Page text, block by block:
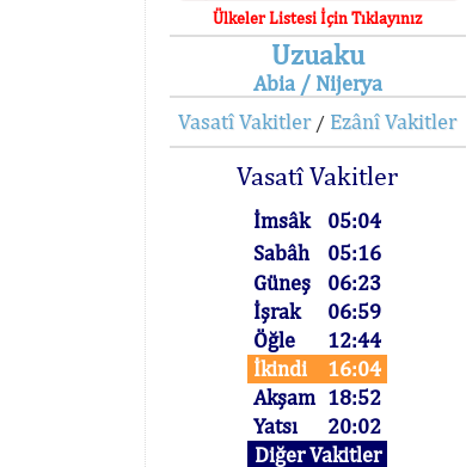
Ülkeler Listesi İçin Tıklayınız
Uzuaku
Abia / Nijerya
Vasatî Vakitler/ Ezânî Vakitler
Vasatî Vakitler
İmsâk
05:04
Sabâh
05:16
Güneş
06:23
İşrak
06:59
Öğle
12:44
İkindi
16:04
Akşam 18:52
Yatsı
20:02
Diğer Vakitler